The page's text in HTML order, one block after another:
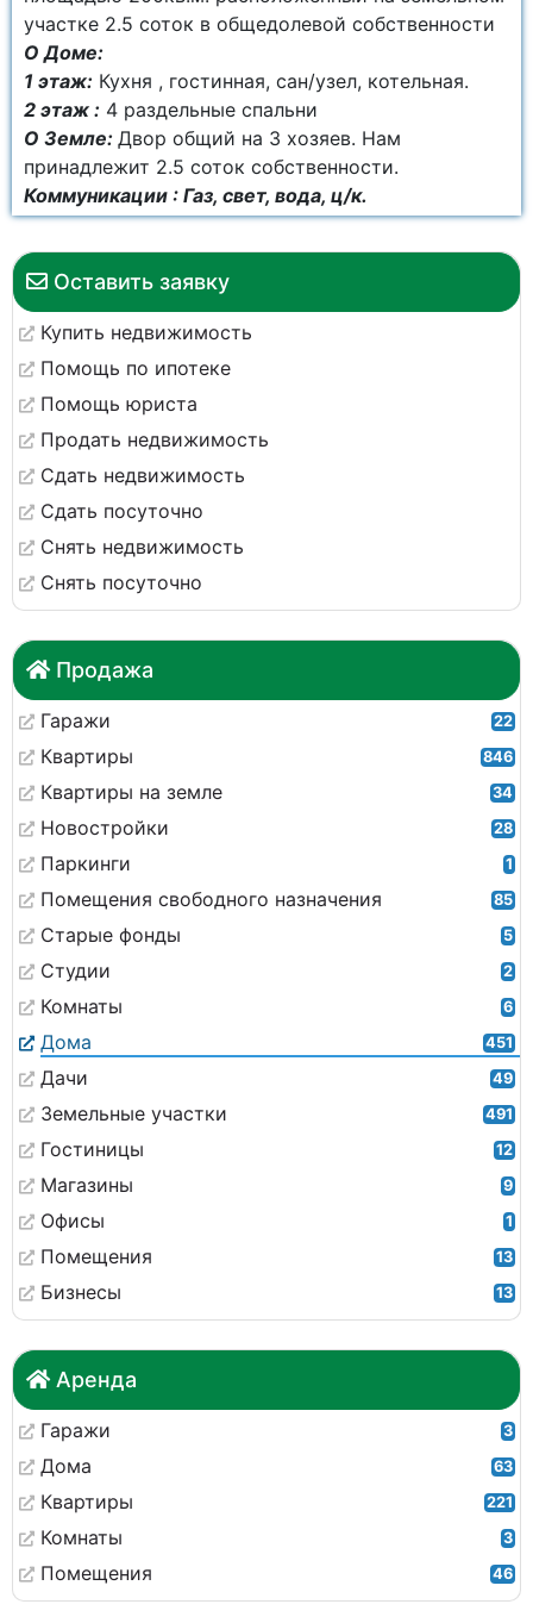
Оставить заявку
Купить недвижимость
Помощь по ипотеке
Помощь юриста
Продать недвижимость
Сдать недвижимость
Сдать посуточно
Снять недвижимость
Снять посуточно
Продажа
Гаражи 22
Квартиры 846
Квартиры на земле 34
Новостройки 28
Паркинги 1
Помещения свободного назначения 85
Старые фонды 5
Студии 2
Комнаты 6
Дома 451
Дачи 49
Земельные участки 491
Гостиницы 12
Магазины 9
Офисы 1
Помещения 13
Бизнесы 13
Аренда
Гаражи 3
Дома 63
Квартиры 221
Комнаты 3
Помещения 46
участке 2.5 соток в общедолевой собственности
О Доме:
1 этаж: Кухня , гостинная, сан/узел, котельная.
2 этаж : 4 раздельные спальни
О Земле: Двор общий на 3 хозяев. Нам
принадлежит 2.5 соток собственности.
Коммуникации : Газ, свет, вода, ц/к.